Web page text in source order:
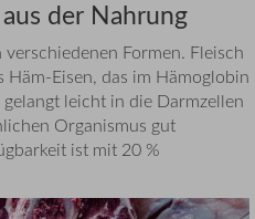
der Nahrung
Formen. Fleisch
Eisen, das im Hämoglobin
leicht in die Darmzellen
Organismus gut
ist mit 20 %